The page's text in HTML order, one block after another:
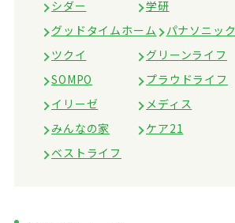
シダー
学研
グッドタイムホーム
パナソニック
ツクイ
グリーンライフ
SOMPO
プラウドライフ
イリーゼ
メディス
みんなの家
ケア21
ベストライフ